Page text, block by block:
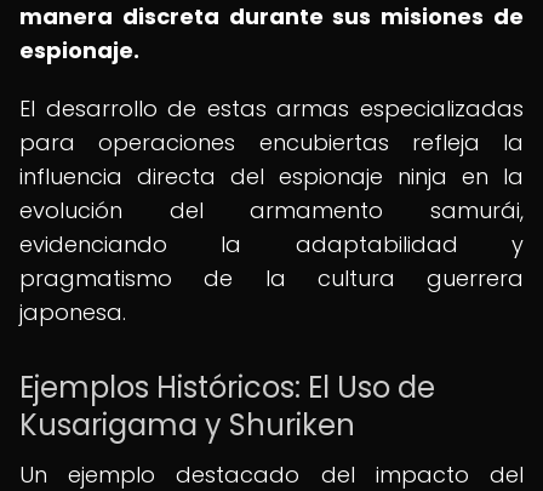
manera discreta durante sus misiones de
espionaje.
El desarrollo de estas armas especializadas
para operaciones encubiertas refleja la
influencia directa del espionaje ninja en la
evolución del armamento samurái,
evidenciando la adaptabilidad y
pragmatismo de la cultura guerrera
japonesa.
Ejemplos Históricos: El Uso de
Kusarigama y Shuriken
Un ejemplo destacado del impacto del